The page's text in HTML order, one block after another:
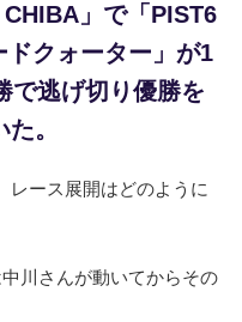
」で「PIST6
クォーター」が1
で逃げ切り優勝を
。
ース展開はどのように
川さんが動いてからその